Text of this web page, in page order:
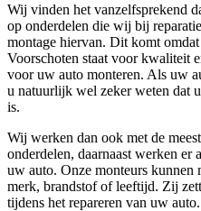
Wij vinden het vanzelfsprekend
op onderdelen die wij bij
montage hiervan. Dit komt
Voorschoten staat voor kwaliteit
voor uw auto monteren. Als uw
u natuurlijk wel zeker weten dat
is.
Wij werken dan ook met de
onderdelen, daarnaast werken er
uw auto. Onze monteurs kunnen
merk, brandstof of leeftijd. Zij
tijdens het repareren van uw auto.